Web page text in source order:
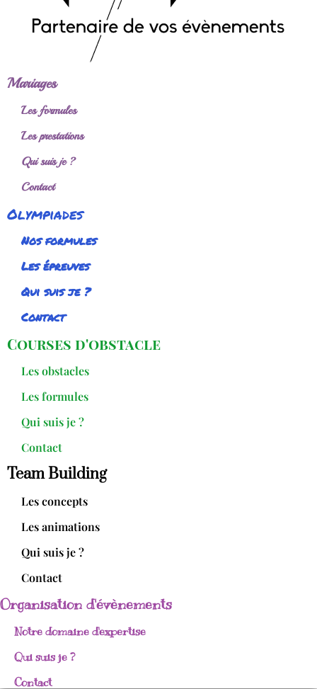
Mariages
Les formules
Les prestations
Qui suis je ?
Contact
Olympiades
Nos formules
Les épreuves
Qui suis je ?
Contact
Courses d'obstacle
Les obstacles
Les formules
Qui suis je ?
Contact
Team Building
Les concepts
Les animations
Qui suis je ?
Contact
Organisation d'évènements
Notre domaine d'expertise
Qui suis je ?
Contact